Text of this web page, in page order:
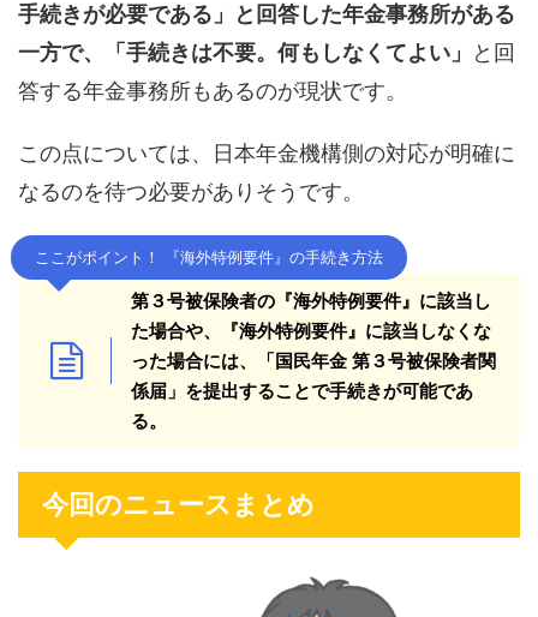
手続きが必要である」と回答した年金事務所がある
一方で、「手続きは不要。何もしなくてよい」
と回
答する年金事務所もあるのが現状です。
この点については、日本年金機構側の対応が明確に
なるのを待つ必要がありそうです。
ここがポイント！ 『海外特例要件』の手続き方法
第３号被保険者の『海外特例要件』に該当し
た場合や、『海外特例要件』に該当しなくな
った場合には、「国民年金 第３号被保険者関
係届」を提出することで手続きが可能であ
る。
今回のニュースまとめ